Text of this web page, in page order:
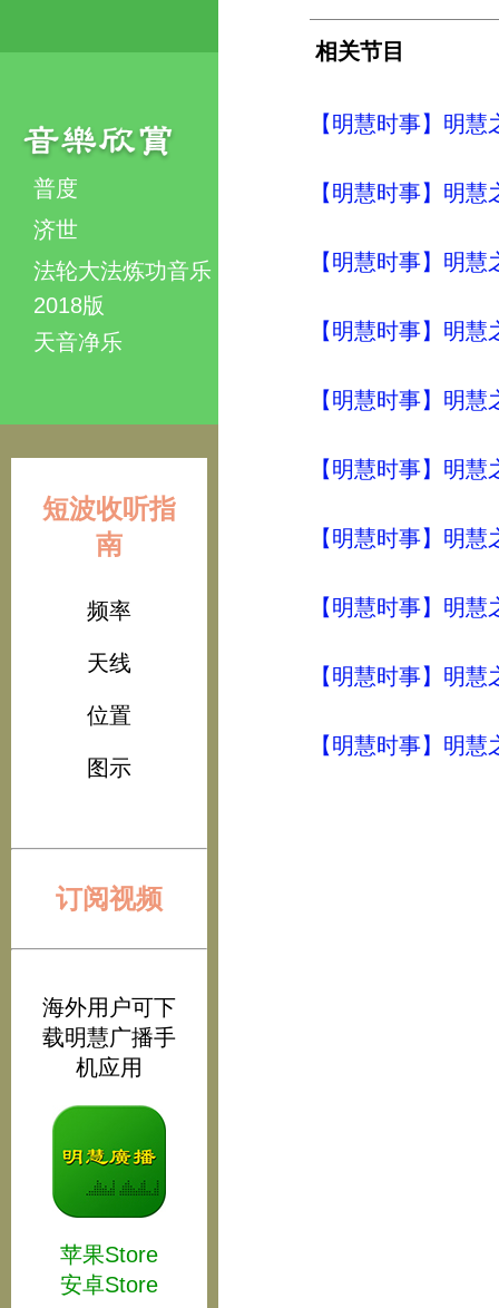
普度
济世
法轮大法炼功音乐
2018版
天音净乐
短波收听指
南
频率
天线
位置
图示
订阅视频
海外用户可下
载明慧广播手
机应用
苹果Store
安卓Store
相关节目
【明慧时事】明
【明慧时事】明
【明慧时事】明
【明慧时事】明
【明慧时事】明
【明慧时事】明
【明慧时事】明
【明慧时事】明
【明慧时事】明
【明慧时事】明